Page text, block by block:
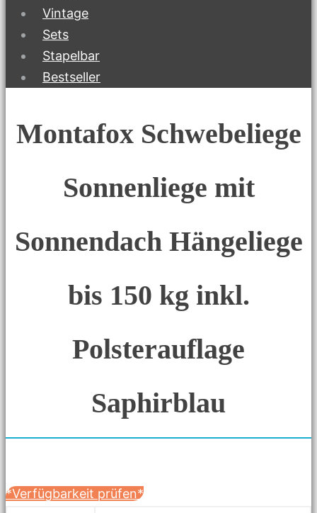
Vintage
Sets
Stapelbar
Bestseller
Montafox Schwebeliege
Sonnenliege mit
Sonnendach Hängeliege
bis 150 kg inkl.
Polsterauflage
Saphirblau
*Verfügbarkeit prüfen*